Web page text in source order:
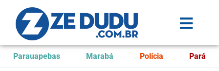
Parauapebas Marabá Polícia Pará